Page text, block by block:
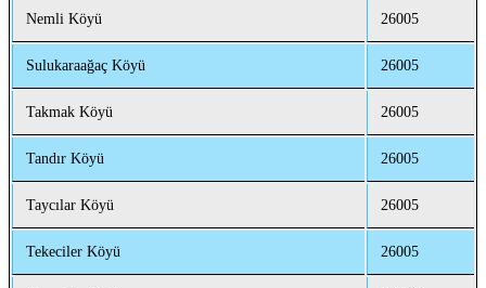
Nemli Köyü 26005
Sulukaraağaç Köyü 26005
Takmak Köyü 26005
Tandır Köyü 26005
Taycılar Köyü 26005
Tekeciler Köyü 26005